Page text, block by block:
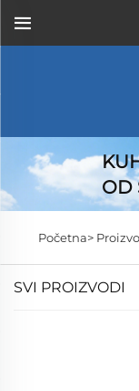
OD
Početna>
SVI PROIZVODI